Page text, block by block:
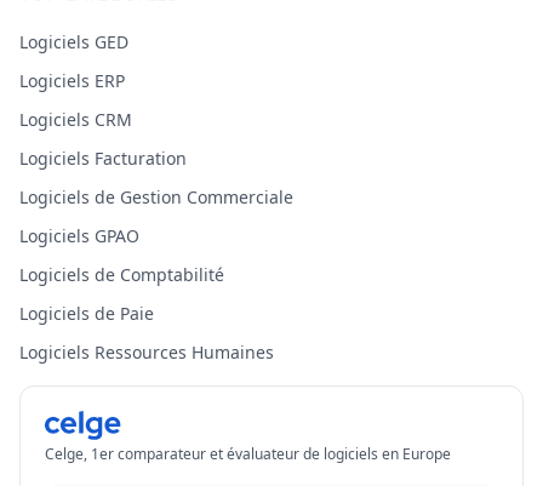
Logiciels GED
Logiciels ERP
Logiciels CRM
Logiciels Facturation
Logiciels de Gestion Commerciale
Logiciels GPAO
Logiciels de Comptabilité
Logiciels de Paie
Logiciels Ressources Humaines
Celge, 1er comparateur et évaluateur de logiciels en Europe